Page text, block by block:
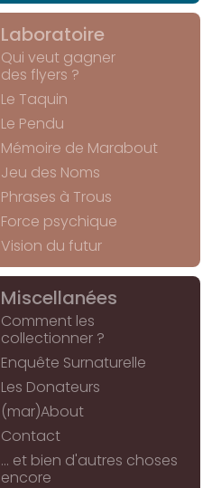
Laboratoire
Qui veut gagner
des flyers ?
Le Taquin
Le Pendu
Mémoire de Marabout
Jeu des Noms
Phrases à Trous
Force psychique
Vision du futur
Miscellanées
Comment les
collectionner ?
Enquête Surnaturelle
Les Donateurs
(mar)About
Contact
... et bien d'autres choses
encore